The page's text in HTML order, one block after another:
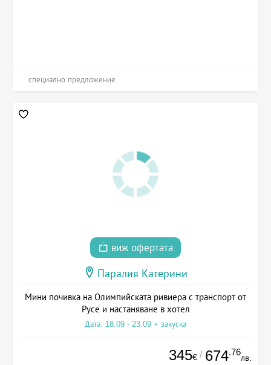
специално предложение
виж офертата
Паралия Катерини
Мини почивка на Олимпийската ривиера с транспорт от
Русе и настаняване в хотел
Дата: 18.09 - 23.09 + закуска
345€ / 674.76
лв.